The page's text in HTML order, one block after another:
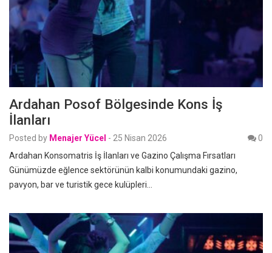
Ardahan Posof Bölgesinde Kons İş
İlanları
Posted by Menajer Yücel - 25 Nisan 2026
0
Ardahan Konsomatris İş İlanları ve Gazino Çalışma Fırsatları
Günümüzde eğlence sektörünün kalbi konumundaki gazino,
pavyon, bar ve turistik gece kulüpleri…